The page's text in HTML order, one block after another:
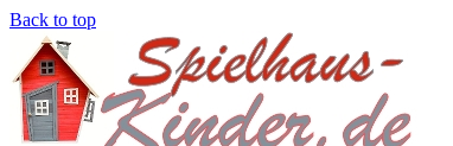
Back to top